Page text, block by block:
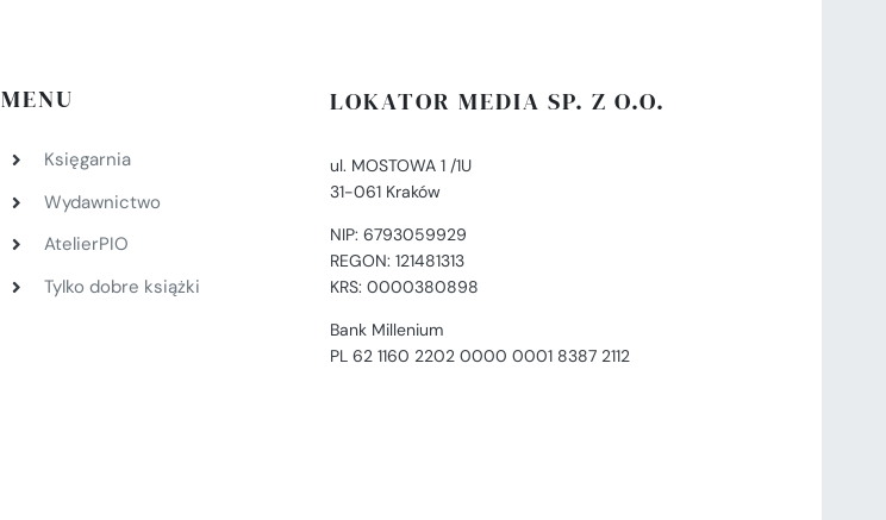
MENU
Księgarnia
Wydawnictwo
AtelierPIO
Tylko dobre książki
LOKATOR MEDIA SP. Z O.O.
ul. MOSTOWA 1 /1U
31-061 Kraków
NIP: 6793059929
REGON: 121481313
KRS: 0000380898
Bank Millenium
PL 62 1160 2202 0000 0001 8387 2112